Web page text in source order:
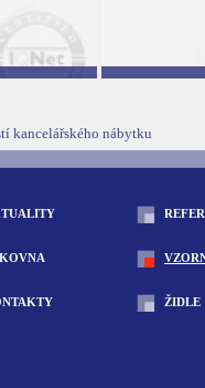
kancelářského nábytku
ŽIDLE